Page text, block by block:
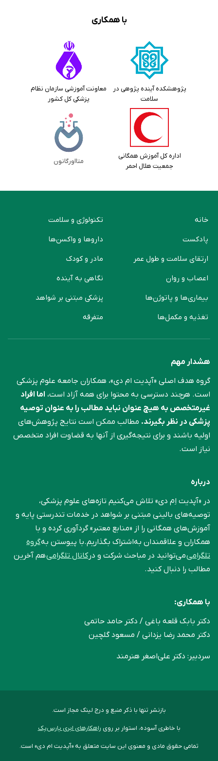
با همکاری
پژوهشکده آینده پژوهی در
سلامت
معاونت آموزشی سازمان نظام
پزشکی کل کشور
اداره کل آموزش همگانی
جمعیت هلال احمر
متااورگانون
خانه
پادکست
ارتقای سلامت و طول عمر
اعصاب و روان
بیماری‌ها و پاتوژن‌ها
تغذیه و مکمل‌ها
تکنولوژی و سلامت
دارو‌ها و واکسن‌ها
مادر و کودک
نگاهی به آینده
پزشکی مبتنی بر شواهد
متفرقه
هشدار مهم
گروه هدف اصلی «آپدیت ام دی»، همکاران جامعه علوم ‌پزشکی
است. هرچند دسترسی به محتوا برای همه آزاد است، اما افراد
غیرمتخصص به هیچ عنوان نباید مطالب را به عنوان توصیه
پزشکی در نظر بگیرند. مطالب ممکن است نتایج پژوهش‌های
اولیه باشند و برای نتیجه‌گیری از آنها به قضاوت افراد متخصص
نیاز است.
درباره
در «آپدیت اِم دی» تلاش می‌کنیم تازه‌های علوم پزشکی،
توصیه‌های بالینی مبتنی بر شواهد در خدمات تندرستی پایه و
آموزش‌های همگانی را از «منابع معتبر» گردآوری کرده و با
همکاران و علاقمندان به‌اشتراک بگذاریم.با پیوستن بهگروه
تلگرامیمی‌توانید در مباحث شرکت و درکانال تلگرامیهم آخرین
مطالب را دنبال کنید.
با همکاری:
دکتر بابک قلعه‌ باغی / دکتر حامد حاتمی
دکتر محمد رضا یزدانی / مسعود گلچین
سردبیر: دکتر علی‌اصغر هنرمند
بازنشر تنها با ذکر منبع و درج لینک مجاز است.
با خاطری آسوده، استوار بر روی راهکارهای ابری پارس‌پک
تمامی حقوق مادی و معنوی این سایت متعلق به «آپدیت ام دی» است.